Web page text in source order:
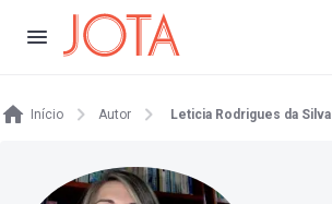
Início Autor Leticia Rodrigues da Silva